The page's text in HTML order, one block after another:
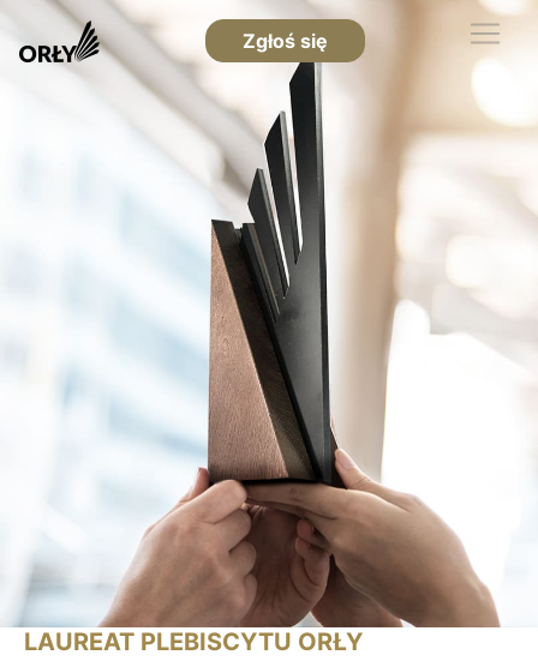
Zgłoś się
LAUREAT PLEBISCYTU ORŁY